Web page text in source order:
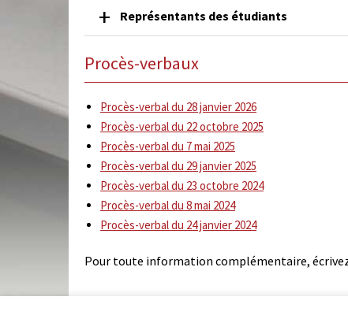
Représentants des étudiants
Procès-verbaux
Procès-verbal du 28 janvier 2026
Procès-verbal du 22 octobre 2025
Procès-verbal du 7 mai 2025
Procès-verbal du 29 janvier 2025
Procès-verbal du 23 octobre 2024
Procès-verbal du 8 mai 2024
Procès-verbal du 24 janvier 2024
Pour toute information complémentaire, écrivez